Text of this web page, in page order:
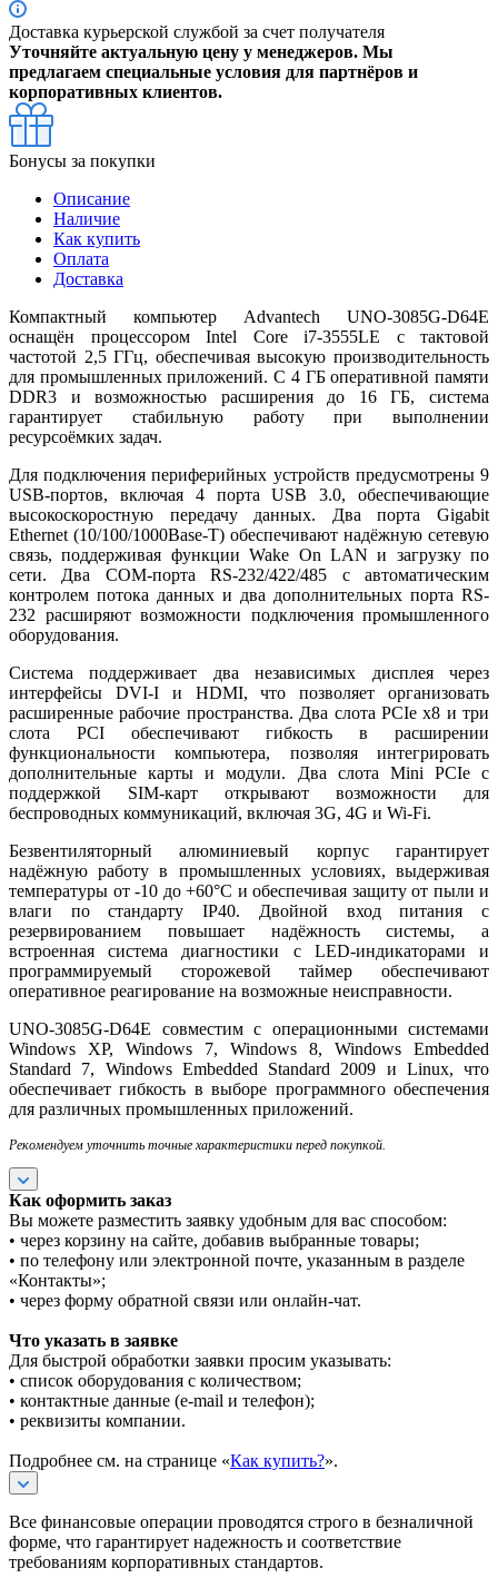
Доставка курьерской службой за счет получателя
Уточняйте актуальную цену у менеджеров. Мы
предлагаем специальные условия для партнёров и
корпоративных клиентов.
Бонусы за покупки
Описание
Наличие
Как купить
Оплата
Доставка
Компактный компьютер Advantech UNO-3085G-D64E
оснащён процессором Intel Core i7-3555LE с тактовой
частотой 2,5 ГГц, обеспечивая высокую производительность
для промышленных приложений. С 4 ГБ оперативной памяти
DDR3 и возможностью расширения до 16 ГБ, система
гарантирует стабильную работу при выполнении
ресурсоёмких задач.
Для подключения периферийных устройств предусмотрены 9
USB-портов, включая 4 порта USB 3.0, обеспечивающие
высокоскоростную передачу данных. Два порта Gigabit
Ethernet (10/100/1000Base-T) обеспечивают надёжную сетевую
связь, поддерживая функции Wake On LAN и загрузку по
сети. Два COM-порта RS-232/422/485 с автоматическим
контролем потока данных и два дополнительных порта RS-
232 расширяют возможности подключения промышленного
оборудования.
Система поддерживает два независимых дисплея через
интерфейсы DVI-I и HDMI, что позволяет организовать
расширенные рабочие пространства. Два слота PCIe x8 и три
слота PCI обеспечивают гибкость в расширении
функциональности компьютера, позволяя интегрировать
дополнительные карты и модули. Два слота Mini PCIe с
поддержкой SIM-карт открывают возможности для
беспроводных коммуникаций, включая 3G, 4G и Wi-Fi.
Безвентиляторный алюминиевый корпус гарантирует
надёжную работу в промышленных условиях, выдерживая
температуры от -10 до +60°C и обеспечивая защиту от пыли и
влаги по стандарту IP40. Двойной вход питания с
резервированием повышает надёжность системы, а
встроенная система диагностики с LED-индикаторами и
программируемый сторожевой таймер обеспечивают
оперативное реагирование на возможные неисправности.
UNO-3085G-D64E совместим с операционными системами
Windows XP, Windows 7, Windows 8, Windows Embedded
Standard 7, Windows Embedded Standard 2009 и Linux, что
обеспечивает гибкость в выборе программного обеспечения
для различных промышленных приложений.
Рекомендуем уточнить точные характеристики перед покупкой.
Как оформить заказ
Вы можете разместить заявку удобным для вас способом:
• через корзину на сайте, добавив выбранные товары;
• по телефону или электронной почте, указанным в разделе
«Контакты»;
• через форму обратной связи или онлайн-чат.
Что указать в заявке
Для быстрой обработки заявки просим указывать:
• список оборудования с количеством;
• контактные данные (e-mail и телефон);
• реквизиты компании.
Подробнее см. на странице «Как купить?».
Все финансовые операции проводятся строго в безналичной
форме, что гарантирует надежность и соответствие
требованиям корпоративных стандартов.